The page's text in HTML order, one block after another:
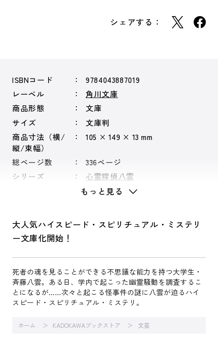
シェアする：
ISBNコード
9784043887019
レーベル
角川文庫
商品形態
文庫
サイズ
文庫判
商品寸法（横/
縦/束幅）
105 × 149 × 13 mm
総ページ数
336ページ
シリーズ
心霊探偵八雲
もっと見る
大人気ハイスピード・スピリチュアル・ミステリ
ー文庫化開始！
死者の魂を見ることができる不思議な能力を持つ大学生・
斉藤八雲。ある日、学内で起こった幽霊騒動を調査するこ
とになるが……次々と起こる怪事件の謎に八雲が迫るハイ
スピード・スピリチュアル・ミステリ。
ホーム KADOKAWAブックストア 文芸